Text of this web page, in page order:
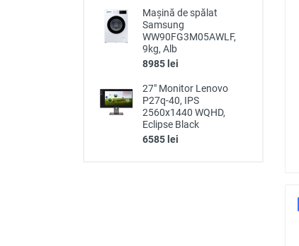
Mașină de spălat
Samsung
WW90FG3M05AWLF,
9kg, Alb
8985 lei
27" Monitor Lenovo
P27q-40, IPS
2560x1440 WQHD,
Eclipse Black
6585 lei